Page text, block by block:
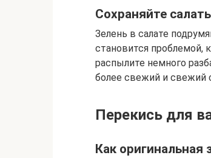
Сохраняйте
Зелень в салате
становится проблемой,
распылите немного
более свежий и свежий
Перекись для
Как оригинальная